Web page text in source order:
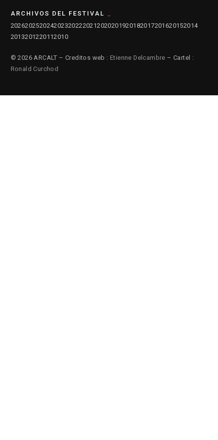
ARCHIVOS DEL FESTIVAL
2026202520242023202220212020201920182017201620152014
2013201220112010
© 2026 ARCALT – Creditos web : Etienne Delcambre – Cartel :
Ronald Curchod